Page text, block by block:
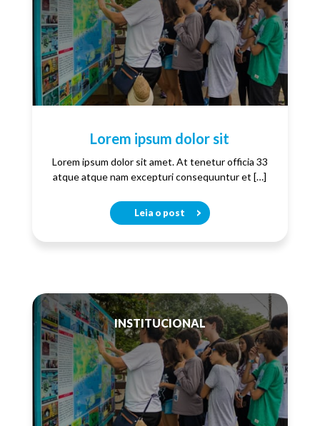
Lorem ipsum dolor sit
Lorem ipsum dolor sit amet. At tenetur officia 33
atque atque nam excepturi consequuntur et […]
Leia o post
INSTITUCIONAL